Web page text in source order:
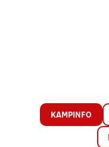
KAMPINFO